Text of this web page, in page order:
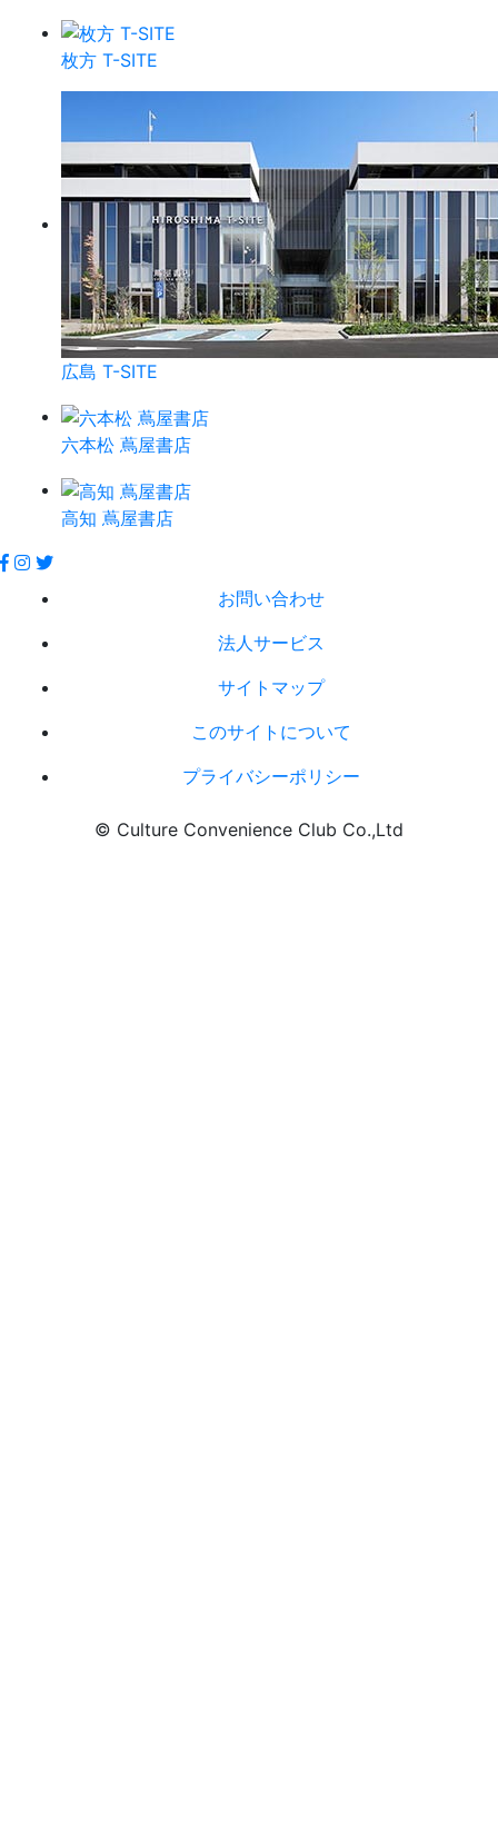
枚方 T-SITE
広島 T-SITE
六本松 蔦屋書店
高知 蔦屋書店
お問い合わせ
法人サービス
サイトマップ
このサイトについて
プライバシーポリシー
© Culture Convenience Club Co.,Ltd